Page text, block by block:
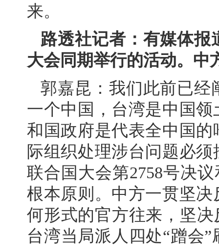
来。
路透社记者：有媒体
大会同期举行的活动。中
郭嘉昆：我们此前已经
一个中国，台湾是中国
和国政府是代表全中国
际组织处理涉台问题必
联合国大会第2758号决
根本原则。中方一贯坚
何形式的官方往来，坚
台湾当局派人四处“蹭会